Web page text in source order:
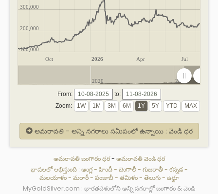
Oct 2026 Apr Jul
100,000
200,000
300,000
2020 2025
From:
to:
Zoom:
అమరావతి - అన్ని నగరాలు సమీపంలో ఉన్నాయి : వెండి ధర
అమరావతి బంగారం ధర- అమరావతి వెండి ధర
భాషలలో లభిస్తుంది : ఆంగ్ల- హిందీ- బెంగాలీ- గుజరాతీ- కన్నడ-
మలయాళం- మరాఠీ- పంజాబీ- తమిళం- తెలుగు- ఉర్దూ
MyGoldSilver.com : భారతదేశంలోని అన్ని నగరాల్లో బంగారం & వెండి